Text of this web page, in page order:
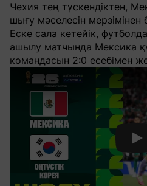
Чехия тең түскендіктен,
шығу мәселесін мерзімінен
Еске сала кетейік,
ашылу матчында Мексика
командасын 2:0 есебімен